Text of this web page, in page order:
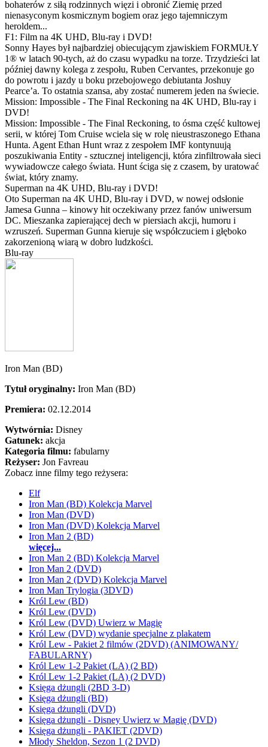
bohaterów z siłą rodzinnych więzi i obronić Ziemię przed
nienasyconym kosmicznym bogiem oraz jego tajemniczym
heroldem...
F1: Film na 4K UHD, Blu-ray i DVD!
Sonny Hayes był najbardziej obiecującym zjawiskiem FORMUŁY
1® w latach 90-tych, aż do czasu wypadku na torze. Trzydzieści lat
później dawny kolega z zespołu, Ruben Cervantes, przekonuje go
do powrotu i jazdy u boku przebojowego debiutanta Joshuy
Pearce’a. To ostatnia szansa, aby zostać numerem jeden na świecie.
Mission: Impossible - The Final Reckoning na 4K UHD, Blu-ray i
DVD!
Mission: Impossible - The Final Reckoning, to ósma część kultowej
serii, w której Tom Cruise wciela się w rolę nieustraszonego Ethana
Hunta. Agent Ethan Hunt wraz z zespołem IMF kontynuują
poszukiwania Entity - sztucznej inteligencji, która zinfiltrowała sieci
wywiadowcze całego świata. Hunt ściga się z czasem, by uratować
świat, który znamy.
Superman na 4K UHD, Blu-ray i DVD!
Oto Superman na 4K UHD, Blu-ray i DVD, w nowej odsłonie
Jamesa Gunna – kinowy hit oczekiwany przez fanów uniwersum
DC. Mieszanka zapierającej dech w piersiach akcji, humoru i
wzruszeń. Superman Gunna kieruje się współczuciem i głęboko
zakorzenioną wiarą w dobro ludzkości.
Blu-ray
Iron Man (BD)
Tytuł oryginalny: Iron Man (BD)
Premiera: 02.12.2014
Wytwórnia: Disney
Gatunek: akcja
Kategoria filmu: fabularny
Reżyser: Jon Favreau
Zobacz inne filmy tego reżysera:
Elf
Iron Man (BD) Kolekcja Marvel
Iron Man (DVD)
Iron Man (DVD) Kolekcja Marvel
Iron Man 2 (BD)
więcej...
Iron Man 2 (BD) Kolekcja Marvel
Iron Man 2 (DVD)
Iron Man 2 (DVD) Kolekcja Marvel
Iron Man Trylogia (3DVD)
Król Lew (BD)
Król Lew (DVD)
Król Lew (DVD) Uwierz w Magię
Król Lew (DVD) wydanie specjalne z plakatem
Król Lew - Pakiet 2 filmów (2DVD) (ANIMOWANY/
FABULARNY)
Król Lew 1-2 Pakiet (LA) (2 BD)
Król Lew 1-2 Pakiet (LA) (2 DVD)
Księga dżungli (2BD 3-D)
Księga dżungli (BD)
Księga dżungli (DVD)
Księga dżungli - Disney Uwierz w Magię (DVD)
Księga dżungli - PAKIET (2DVD)
Młody Sheldon, Sezon 1 (2 DVD)